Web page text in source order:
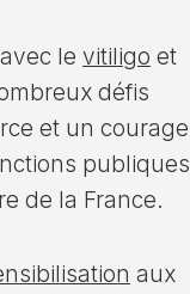
le vitiligo et
défis
et un courage
publiques
de la France.
aux